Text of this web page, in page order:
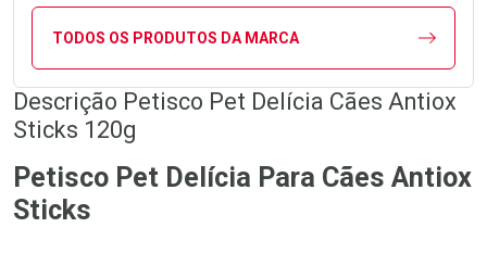
TODOS OS PRODUTOS DA MARCA
Descrição Petisco Pet Delícia Cães Antiox
Sticks 120g
Petisco Pet Delícia Para Cães Antiox
Sticks